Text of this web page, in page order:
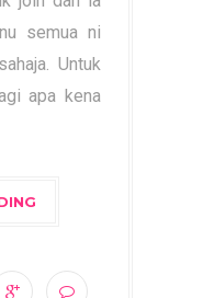
semua ni
Untuk
apa kena